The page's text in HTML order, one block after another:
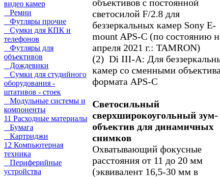
видео камер
Ремни
Футляры прочие
Сумки для КПК и
телефонов
Футляры для
объективов
Дождевики
Сумки для студийного
оборудования -
штативов - стоек
Модульные системы и
компоненты
11 Расходные материалы
Бумага
Картриджи
12 Компьютерная
техника
Периферийные
устройства
объективов с постоянной
светосилой F/2.8 для
беззеркальных камер Sony E-
mount APS-C (по состоянию
апреля 2021 г.: TAMRON)
(2) Di III-A: Для
камер со сменными
формата APS-C
Светосильный
сверхширокоугольный зум-
объектив для динамичных
снимков
Охватывающий фокусные
расстояния от 11 до 20 мм
(эквивалент 16,5-30 мм в